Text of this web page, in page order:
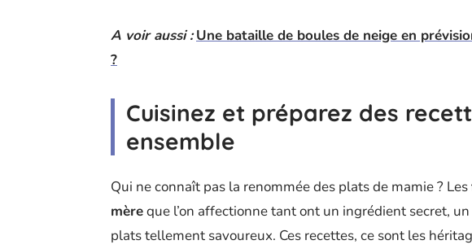
A voir aussi : Une bataille de boules de neige en
?
Cuisinez et préparez des
ensemble
Qui ne connaît pas la renommée des plats de mamie ? Les
mèreque l’on affectionne tant ont un ingrédient secret,
plats tellement savoureux. Ces recettes, ce sont les